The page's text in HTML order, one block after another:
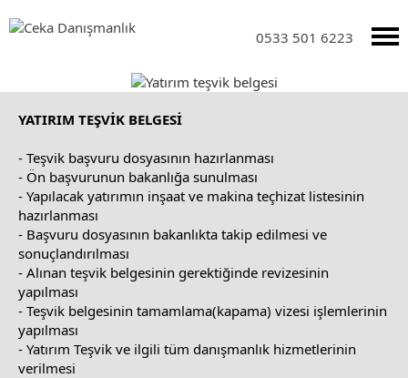
0533 501 6223
YATIRIM TEŞVİK BELGESİ
- Teşvik başvuru dosyasının hazırlanması
- Ön başvurunun bakanlığa sunulması
- Yapılacak yatırımın inşaat ve makina teçhizat listesinin
hazırlanması
- Başvuru dosyasının bakanlıkta takip edilmesi ve
sonuçlandırılması
- Alınan teşvik belgesinin gerektiğinde revizesinin
yapılması
- Teşvik belgesinin tamamlama(kapama) vizesi işlemlerinin
yapılması
- Yatırım Teşvik ve ilgili tüm danışmanlık hizmetlerinin
verilmesi